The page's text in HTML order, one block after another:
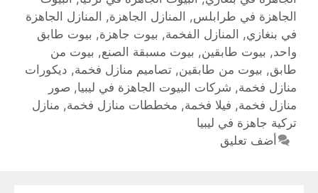
الجاهزة في طرابلس , المنازل الجاهزة, المنازل الجاهزة
في بنغازي, المنازل الفخمة, بيوت جاهزة, بيوت طابق
واحد, بيوت طابقين, بيوت مسبقة الصنع, بيوت من
طابق, بيوت من طابقين, تصاميم منازل فخمة, ديكورات
منازل فخمة, شركات البيوت الجاهزة في ليبيا, صور
منازل فخمة, فيلا فخمة, مخططات منازل فخمة, منازل
تركية جاهزة في ليبيا
أضف تعليق